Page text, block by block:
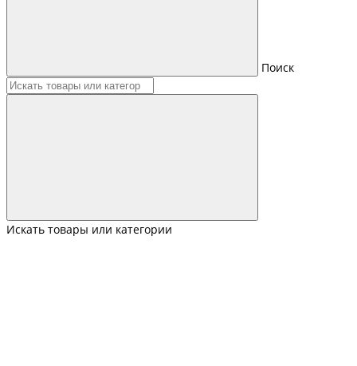
Поиск
Искать товары или категории